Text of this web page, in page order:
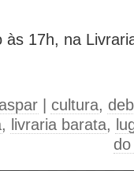
às 17h, na
cultura,
, livraria barata,